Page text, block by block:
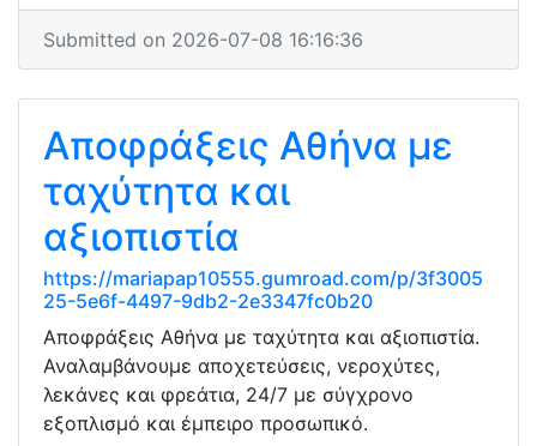
Submitted on 2026-07-08 16:16:36
Αποφράξεις Αθήνα με
ταχύτητα και
αξιοπιστία
https://mariapap10555.gumroad.com/p/3f3005
25-5e6f-4497-9db2-2e3347fc0b20
Αποφράξεις Αθήνα με ταχύτητα και αξιοπιστία.
Αναλαμβάνουμε αποχετεύσεις, νεροχύτες,
λεκάνες και φρεάτια, 24/7 με σύγχρονο
εξοπλισμό και έμπειρο προσωπικό.